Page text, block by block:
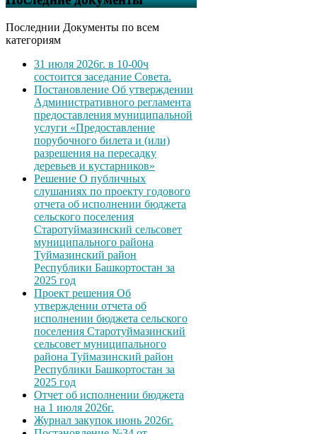
Последнии Документы по всем
категориям
31 июля 2026г. в 10-00ч
состоится заседание Совета.
Постановление Об утверждении
Административного регламента
предоставления муниципальной
услуги «Предоставление
порубочного билета и (или)
разрешения на пересадку
деревьев и кустарников»
Решение О публичных
слушаниях по проекту годового
отчета об исполнении бюджета
сельского поселения
Старотуймазинский сельсовет
муниципального района
Туймазинский район
Республики Башкортостан за
2025 год
Проект решения Об
утверждении отчета об
исполнении бюджета сельского
поселения Старотуймазинский
сельсовет муниципального
района Туймазинский район
Республики Башкортостан за
2025 год
Отчет об исполнении бюджета
на 1 июля 2026г.
Журнал закупок июнь 2026г.